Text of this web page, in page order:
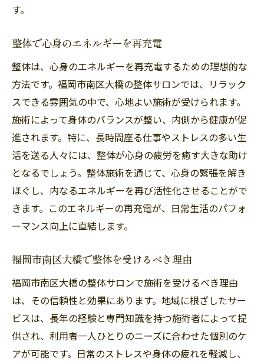
す。
整体で心身のエネルギーを再充電
整体は、心身のエネルギーを再充電するための理想的な
方法です。福岡市南区大橋の整体サロンでは、リラック
スできる雰囲気の中で、心地よい施術が受けられます。
施術によって身体のバランスが整い、内側から健康が促
進されます。特に、長時間座る仕事やストレスの多い生
活を送る人々には、整体が心身の疲労を癒す大きな助け
となるでしょう。整体施術を通じて、心身の緊張を解き
ほぐし、内なるエネルギーを再び活性化させることがで
きます。このエネルギーの再充電が、日常生活のパフォ
ーマンス向上に直結します。
福岡市南区大橋で整体を受けるべき理由
福岡市南区大橋の整体サロンで施術を受けるべき理由
は、その信頼性と効果にあります。地域に根ざしたサー
ビスは、長年の経験と専門知識を持つ施術者によって提
供され、利用者一人ひとりのニーズに合わせた個別のケ
アが可能です。日常のストレスや身体の疲れを軽減し、